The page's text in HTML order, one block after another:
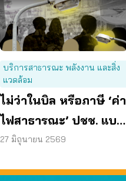
บริการสาธารณะ พลังงาน และสิ่ง
แวดล้อม
ไม่ว่าในบิล หรือภาษี ‘ค่า
ไฟสาธารณะ’ ปชช. แบก
อยู่ดี ถ้ารัฐจริงใจต้องแก้
27 มิถุนายน 2569